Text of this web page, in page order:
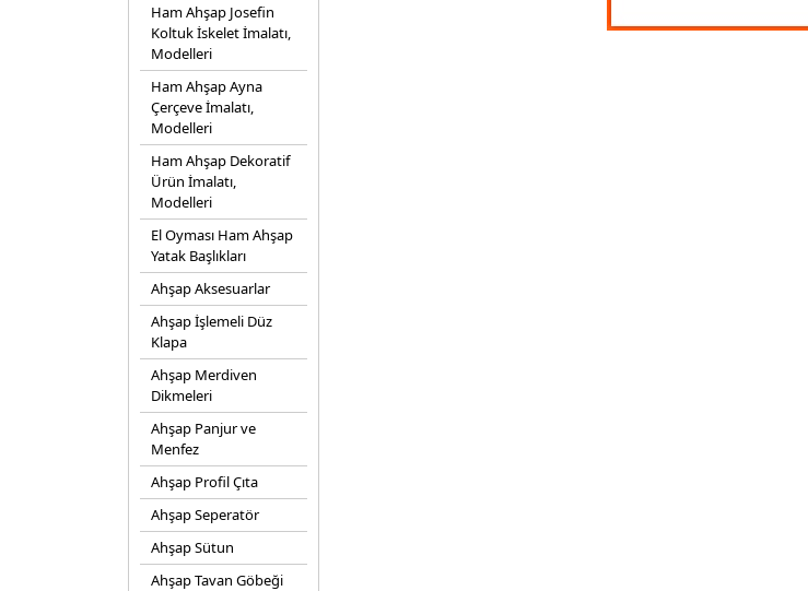
Ham Ahşap Josefin
Koltuk İskelet İmalatı,
Modelleri
Ham Ahşap Ayna
Çerçeve İmalatı,
Modelleri
Ham Ahşap Dekoratif
Ürün İmalatı,
Modelleri
El Oyması Ham Ahşap
Yatak Başlıkları
Ahşap Aksesuarlar
Ahşap İşlemeli Düz
Klapa
Ahşap Merdiven
Dikmeleri
Ahşap Panjur ve
Menfez
Ahşap Profil Çıta
Ahşap Seperatör
Ahşap Sütun
Ahşap Tavan Göbeği